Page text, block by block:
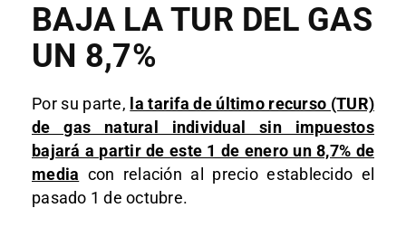
BAJA LA TUR DEL GAS
UN 8,7%
Por su parte, la tarifa de último recurso (TUR)
de gas natural individual sin impuestos
bajará a partir de este 1 de enero un 8,7% de
media con relación al precio establecido el
pasado 1 de octubre.